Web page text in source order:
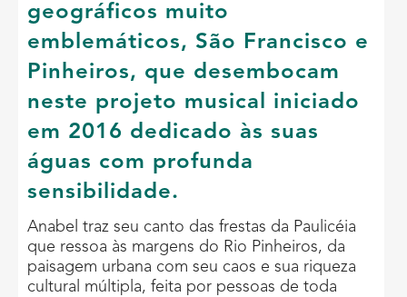
geográficos muito
emblemáticos, São Francisco e
Pinheiros, que desembocam
neste projeto musical iniciado
em 2016 dedicado às suas
águas com profunda
sensibilidade.
Anabel traz seu canto das frestas da Paulicéia
que ressoa às margens do Rio Pinheiros, da
paisagem urbana com seu caos e sua riqueza
cultural múltipla, feita por pessoas de toda